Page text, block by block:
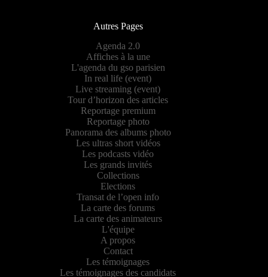
Autres Pages
Agenda 2.0
Affiches à la une
L'agenda du gso parisien
In real life (event)
Live streaming (event)
Tour d’horizon des articles
Reportage premium
Reportage photo
Panorama des albums photo
Les ultras short vidéos
Les podcasts vidéo
Les grands invités
Collections
Elections
Transat de l’open info
La carte des forums
La carte des animateurs
L'équipe
A propos
Contact
Les témoignages
Les témoignages des candidats